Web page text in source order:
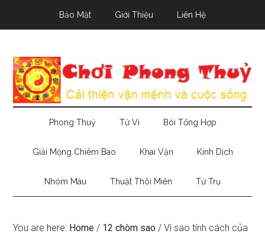
Bảo Mật Giới Thiệu Liên Hệ
Phong Thuỷ Tử Vi Bói Tổng Hợp
Giải Mộng Chiêm Bao Khai Vận Kinh Dịch
Nhóm Máu Thuật Thôi Miên Tứ Trụ
You are here: Home / 12 chòm sao / Vì sao tính cách của